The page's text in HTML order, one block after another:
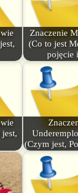
Znaczenie
(Co to jest
(Czym jest,